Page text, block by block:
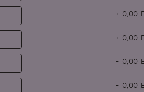
+ 0,00
+ 0,00
+ 0,00
+ 0,00